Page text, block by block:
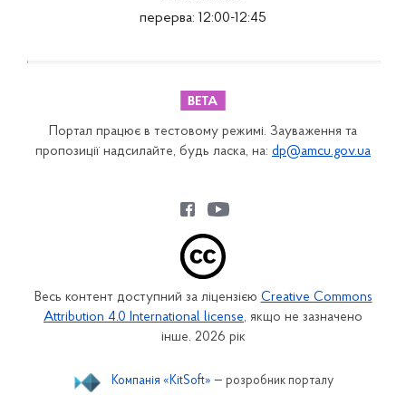
перерва: 12:00-12:45
Портал працює в тестовому режимі. Зауваження та
пропозиції надсилайте, будь ласка, на: dp@amcu.gov.ua
Весь контент доступний за ліцензією Creative Commons
Attribution 4.0 International license, якщо не зазначено
інше. 2026 рік
Компанія «KitSoft» — розробник порталу